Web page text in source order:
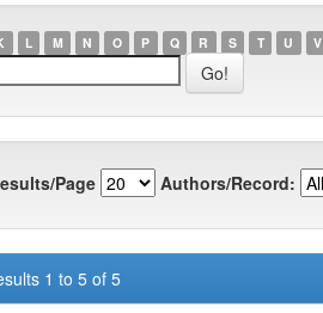
L M N O P Q R S T U V
Page Authors/Record:
1 to 5 of 5